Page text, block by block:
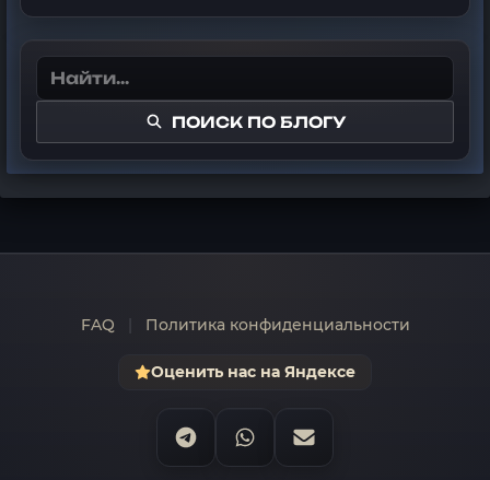
ПОИСК ПО БЛОГУ
FAQ Политика конфиденциальности
Оценить нас на Яндексе